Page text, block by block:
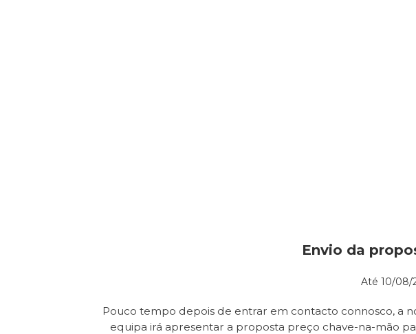
Envio da
Até 10/08/
Pouco tempo depois de entrar em contacto connosco, a
equipa irá apresentar a proposta preço chave-na-mão